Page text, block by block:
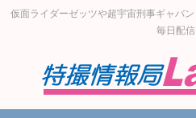
仮面ライダーゼッツや超宇宙刑事ギャバ
毎日配信